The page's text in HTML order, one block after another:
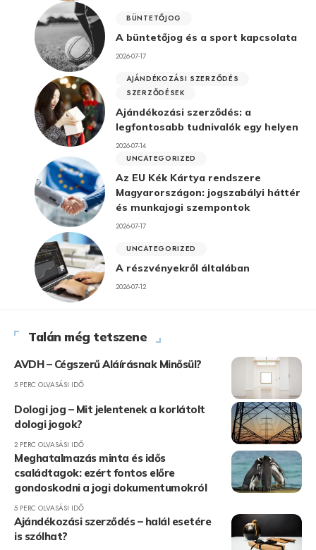
BÜNTETŐJOG
A büntetőjog és a sport kapcsolata
2026-07-17
AJÁNDÉKOZÁSI SZERZŐDÉS
SZERZŐDÉSEK
Ajándékozási szerződés: a
legfontosabb tudnivalók egy helyen
2026-07-14
UNCATEGORIZED
Az EU Kék Kártya rendszere
Magyarországon: jogszabályi háttér
és munkajogi szempontok
2026-07-17
UNCATEGORIZED
A részvényekről általában
2026-07-12
Talán még tetszene
AVDH – Cégszerű Aláírásnak Minősül?
5 PERC OLVASÁSI IDŐ
Dologi jog – Mit jelentenek a korlátolt
dologi jogok?
2 PERC OLVASÁSI IDŐ
Meghatalmazás minta és idős
családtagok: ezért fontos előre
gondoskodni a jogi dokumentumokról
5 PERC OLVASÁSI IDŐ
Ajándékozási szerződés – halál esetére
is szólhat?